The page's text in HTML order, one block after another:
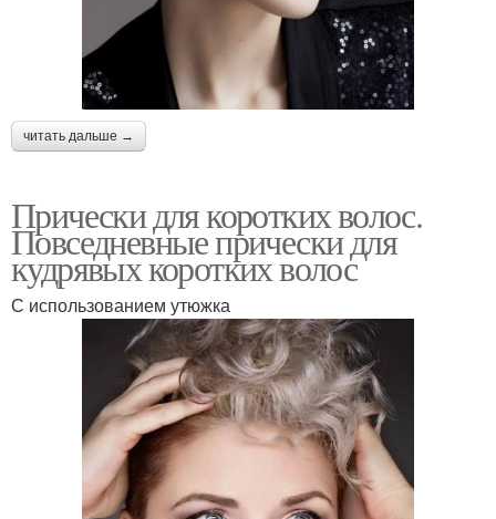
читать дальше →
Прически для коротких волос.
Повседневные прически для
кудрявых коротких волос
С использованием утюжка